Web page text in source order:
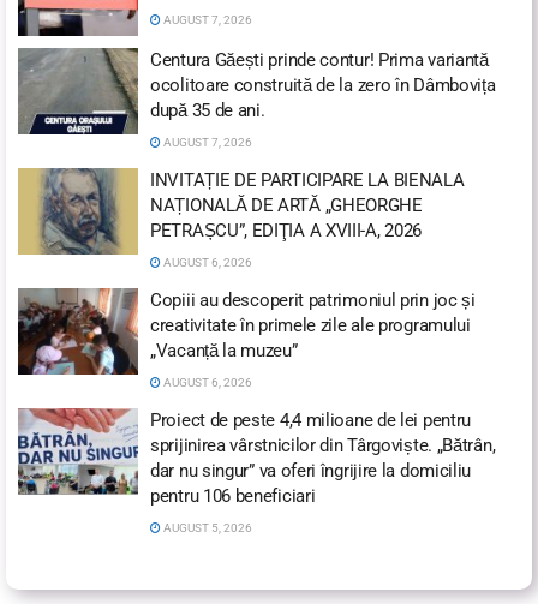
AUGUST 7, 2026
Centura Găești prinde contur! Prima variantă
ocolitoare construită de la zero în Dâmbovița
după 35 de ani.
AUGUST 7, 2026
INVITAȚIE DE PARTICIPARE LA BIENALA
NAȚIONALĂ DE ARTĂ „GHEORGHE
PETRAȘCU”, EDIŢIA A XVIII-A, 2026
AUGUST 6, 2026
Copiii au descoperit patrimoniul prin joc și
creativitate în primele zile ale programului
„Vacanță la muzeu”
AUGUST 6, 2026
Proiect de peste 4,4 milioane de lei pentru
sprijinirea vârstnicilor din Târgoviște. „Bătrân,
dar nu singur” va oferi îngrijire la domiciliu
pentru 106 beneficiari
AUGUST 5, 2026